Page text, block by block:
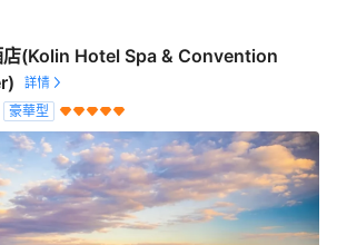
店(Kolin Hotel Spa & Convention
豪華型